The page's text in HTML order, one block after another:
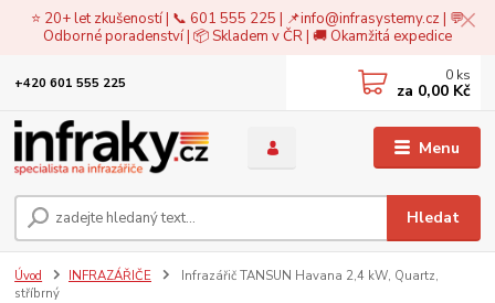
⭐ 20+ let zkušeností | 📞 601 555 225 | 📌info@infrasystemy.cz| 💬
Odborné poradenství | 📦 Skladem v ČR | 🚚 Okamžitá expedice
Menu
Hledat
+420 601 555 225 0 ks
za 0,00 Kč
Úvod INFRAZÁŘIČE
Infrazářič TANSUN Havana 2,4 kW, Quartz,
stříbrný